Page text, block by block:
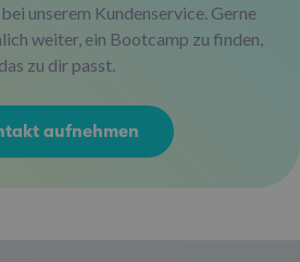
unserem Kundenservice. Gerne
weiter, ein Bootcamp zu finden,
das zu dir passt.
aufnehmen